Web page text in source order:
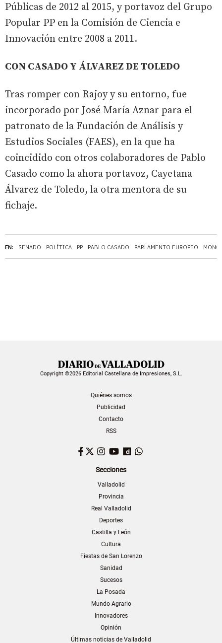
EN: SENADO POLÍTICA PP PABLO CASADO PARLAMENTO EUROPEO
Públicas de 2012 al 2015, y portavoz del Grupo
Popular PP en la Comisión de Ciencia e
Innovación entre 2008 a 2011.
CON CASADO Y ÁLVAREZ DE TOLEDO
Tras romper con Rajoy y su entorno, fue
incorporado por José María Aznar para el
patronato de la Fundación de Análisis y
Estudios Sociales (FAES), en la que ha
coincidido con otros colaboradores de Pablo
Casado como la ahora portavoz, Cayetana
Álvarez de Toledo, la otra mentora de su
fichaje.
Copyright ©2026 Editorial Castellana de Impresiones, S.L.
Quiénes somos
Publicidad
Contacto
RSS
Facebook
TwitterInstagram
YouTubeDailymotion
Secciones
Valladolid
Provincia
Real Valladolid
Deportes
Castilla y León
Cultura
Fiestas de San Lorenzo
Sanidad
Sucesos
La Posada
Mundo Agrario
Innovadores
Opinión
Últimas noticias de Valladolid